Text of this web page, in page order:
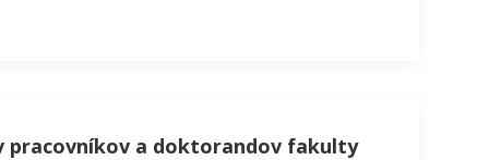
pracovníkov a doktorandov fakulty